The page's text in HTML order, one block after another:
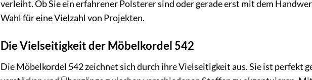
verleiht. Ob Sie ein erfahrener Polsterer sind oder gerade erst mit dem
Wahl für eine Vielzahl von Projekten.
Die Vielseitigkeit der Möbelkordel 542
Die Möbelkordel 542 zeichnet sich durch ihre Vielseitigkeit aus. Sie ist perfekt